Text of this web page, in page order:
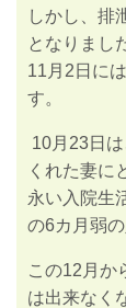
しかし、排
となりまし
11 月 2 日に
す。
10月 23日
くれた妻に
永い入院生
の6カ月弱
この12 月か
は出来なく